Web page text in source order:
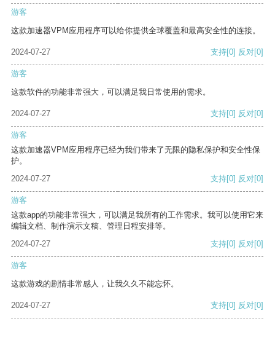
游客
这款加速器VPM应用程序可以给你提供全球覆盖和最高安全性的连接。
2024-07-27 支持[0] 反对[0]
游客
这款软件的功能非常强大，可以满足我日常使用的需求。
2024-07-27 支持[0] 反对[0]
游客
这款加速器VPM应用程序已经为我们带来了无限的隐私保护和安全性保
护。
2024-07-27
支持[0] 反对[0]
游客
这款app的功能非常强大，可以满足我所有的工作需求。我可以使用它来
编辑文档、制作演示文稿、管理日程安排等。
2024-07-27
支持[0] 反对[0]
游客
这款游戏的剧情非常感人，让我久久不能忘怀。
2024-07-27 支持[0] 反对[0]